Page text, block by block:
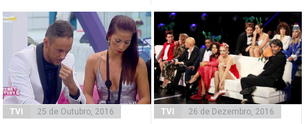
TVI 25 de Outubro, 2016 TVI 26 de Dezembro, 2016